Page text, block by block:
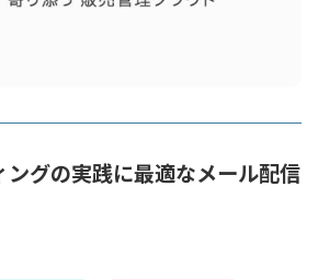
ングの実践に最適なメール配信